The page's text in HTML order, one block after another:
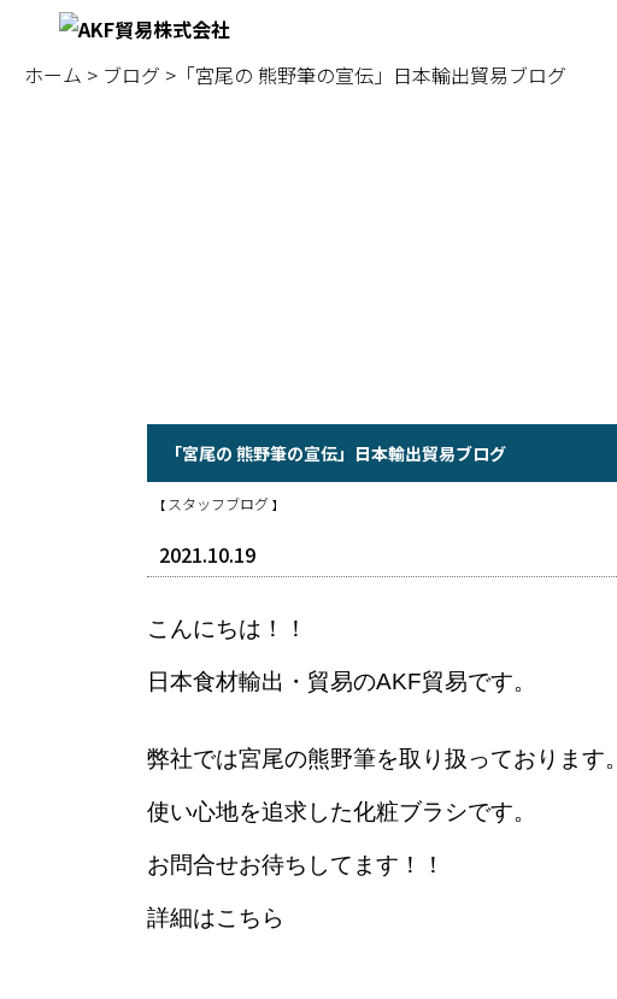
ホーム > ブログ >「宮尾の 熊野筆の宣伝」日本輸出貿易ブログ
「宮尾の 熊野筆の宣伝」日本輸出貿易ブログ
【 スタッフブログ 】
2021.10.19
こんにちは！！
弊社では宮尾の熊野筆を取り扱っております。
使い心地を追求した化粧ブラシです。
お問合せお待ちしてます！！
詳細はこちら